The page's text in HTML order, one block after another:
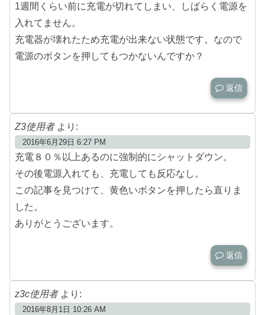
1週間くらい前に充電が切れてしまい、しばらく電源を
入れてません。
充電器が壊れたため充電が出来ない状態です。なので
電源のボタンを押してもつかないんですか？
返信
Z3使用者 より:
2016年6月29日 6:27 PM
充電８０％以上あるのに強制的にシャットダウン。
その後電源入れても、充電しても反応なし。
この記事を見つけて、黄色いボタンを押したら直りま
した。
ありがとうございます。
返信
z3c使用者 より:
2016年8月1日 10:26 AM